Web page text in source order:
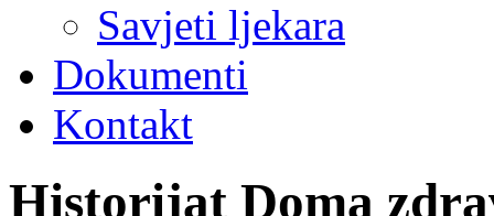
Savjeti ljekara
Dokumenti
Kontakt
Historijat Doma